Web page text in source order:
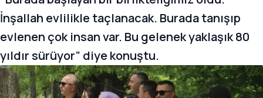
İnşallah evlilikle taçlanacak. Burada tanışıp
evlenen çok insan var. Bu gelenek yaklaşık 80
yıldır sürüyor” diye konuştu.